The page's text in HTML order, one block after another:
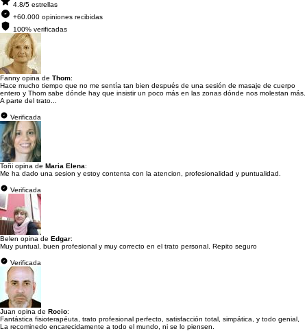
4.8/5 estrellas
+60.000 opiniones recibidas
100% verificadas
Fanny opina de Thom:
Hace mucho tiempo que no me sentía tan bien después de una sesión de masaje de cuerpo
entero y Thom sabe dónde hay que insistir un poco más en las zonas dónde nos molestan más.
A parte del trato...
Verificada
Toñi opina de Maria Elena:
Me ha dado una sesion y estoy contenta con la atencion, profesionalidad y puntualidad.
Verificada
Belen opina de Edgar:
Muy puntual, buen profesional y muy correcto en el trato personal. Repito seguro
Verificada
Juan opina de Rocio:
Fantástica fisioterapéuta, trato profesional perfecto, satisfacción total, simpática, y todo genial,
La recominedo encarecidamente a todo el mundo, ni se lo piensen.